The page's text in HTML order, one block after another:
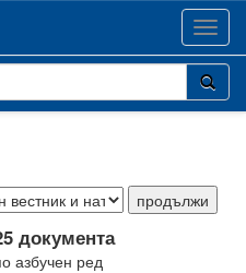
документа
азбучен ред